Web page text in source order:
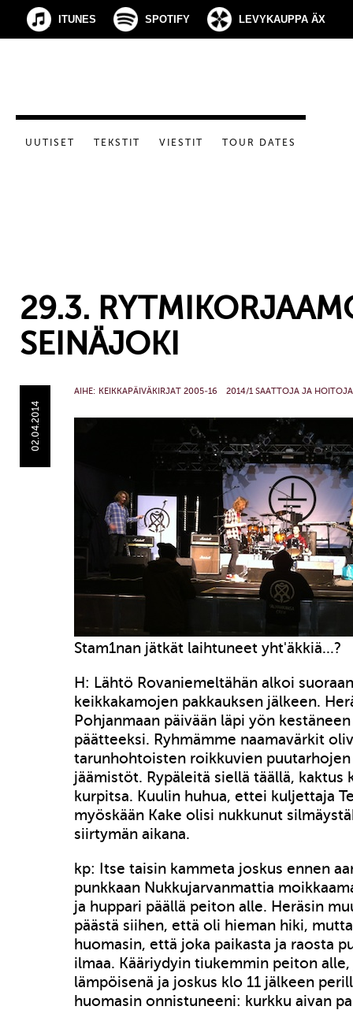
ITUNES SPOTIFY LEVYKAUPPA ÄX
UUTISET TEKSTIT VIESTIT TOUR DATES
29.3.
SEINÄJOKI
02.04.2014
AIHE: KEIKKAPÄIVÄKIRJAT 2005-16 2014/1 SAATTOJA JA
Stam1nan jätkät laihtuneet yht'äkkiä...?
H: Lähtö Rovaniemeltähän alkoi
keikkakamojen pakkauksen jälkeen.
Pohjanmaan päivään läpi yön
päätteeksi. Ryhmämme naamavärkit
tarunhohtoisten roikkuvien
jäämistöt. Rypäleitä siellä täällä, kaktus
kurpitsa. Kuulin huhua, ettei kuljettaja
myöskään Kake olisi nukkunut
siirtymän aikana.
kp: Itse taisin kammeta joskus ennen
punkkaan Nukkujarvanmattia
ja huppari päällä peiton alle. Heräsin
päästä siihen, että oli hieman hiki,
huomasin, että joka paikasta ja raosta
ilmaa. Kääriydyin tiukemmin peiton
lämpöisenä ja joskus klo 11 jälkeen
huomasin onnistuneeni: kurkku aivan